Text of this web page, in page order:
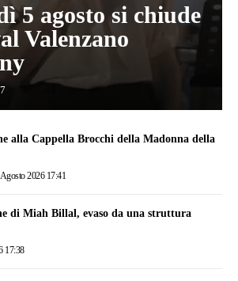
5 agosto si chiude
Valenzano
alla Cappella Brocchi della Madonna della
2026 17:41
di Miah Billal, evaso da una struttura
17:38